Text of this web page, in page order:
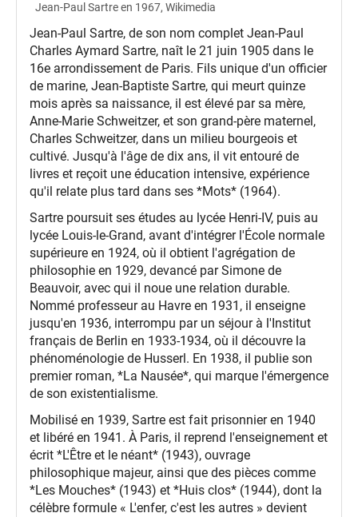
Jean-Paul Sartre en 1967, Wikimedia
Jean-Paul Sartre, de son nom complet Jean-Paul
Charles Aymard Sartre, naît le 21 juin 1905 dans le
16e arrondissement de Paris. Fils unique d'un officier
de marine, Jean-Baptiste Sartre, qui meurt quinze
mois après sa naissance, il est élevé par sa mère,
Anne-Marie Schweitzer, et son grand-père maternel,
Charles Schweitzer, dans un milieu bourgeois et
cultivé. Jusqu'à l'âge de dix ans, il vit entouré de
livres et reçoit une éducation intensive, expérience
qu'il relate plus tard dans ses *Mots* (1964).
Sartre poursuit ses études au lycée Henri-IV, puis au
lycée Louis-le-Grand, avant d'intégrer l'École normale
supérieure en 1924, où il obtient l'agrégation de
philosophie en 1929, devancé par Simone de
Beauvoir, avec qui il noue une relation durable.
Nommé professeur au Havre en 1931, il enseigne
jusqu'en 1936, interrompu par un séjour à l'Institut
français de Berlin en 1933-1934, où il découvre la
phénoménologie de Husserl. En 1938, il publie son
premier roman, *La Nausée*, qui marque l'émergence
de son existentialisme.
Mobilisé en 1939, Sartre est fait prisonnier en 1940
et libéré en 1941. À Paris, il reprend l'enseignement et
écrit *L'Être et le néant* (1943), ouvrage
philosophique majeur, ainsi que des pièces comme
*Les Mouches* (1943) et *Huis clos* (1944), dont la
célèbre formule « L'enfer, c'est les autres » devient